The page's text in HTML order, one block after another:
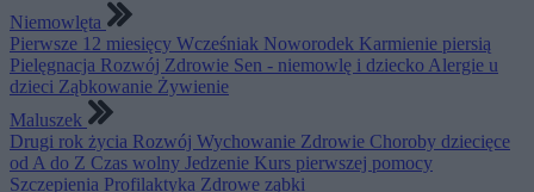
Niemowlęta
Pierwsze 12 miesięcy Wcześniak Noworodek Karmienie piersią
Pielęgnacja Rozwój Zdrowie Sen - niemowlę i dziecko Alergie u
dzieci Ząbkowanie Żywienie
Maluszek
Drugi rok życia Rozwój Wychowanie Zdrowie Choroby dziecięce
od A do Z Czas wolny Jedzenie Kurs pierwszej pomocy
Szczepienia Profilaktyka Zdrowe ząbki